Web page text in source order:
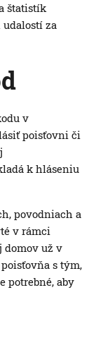
štatistík
za
v
poisťovni či
k hláseniu
povodniach a
v rámci
domov už v
s tým,
potrebné, aby